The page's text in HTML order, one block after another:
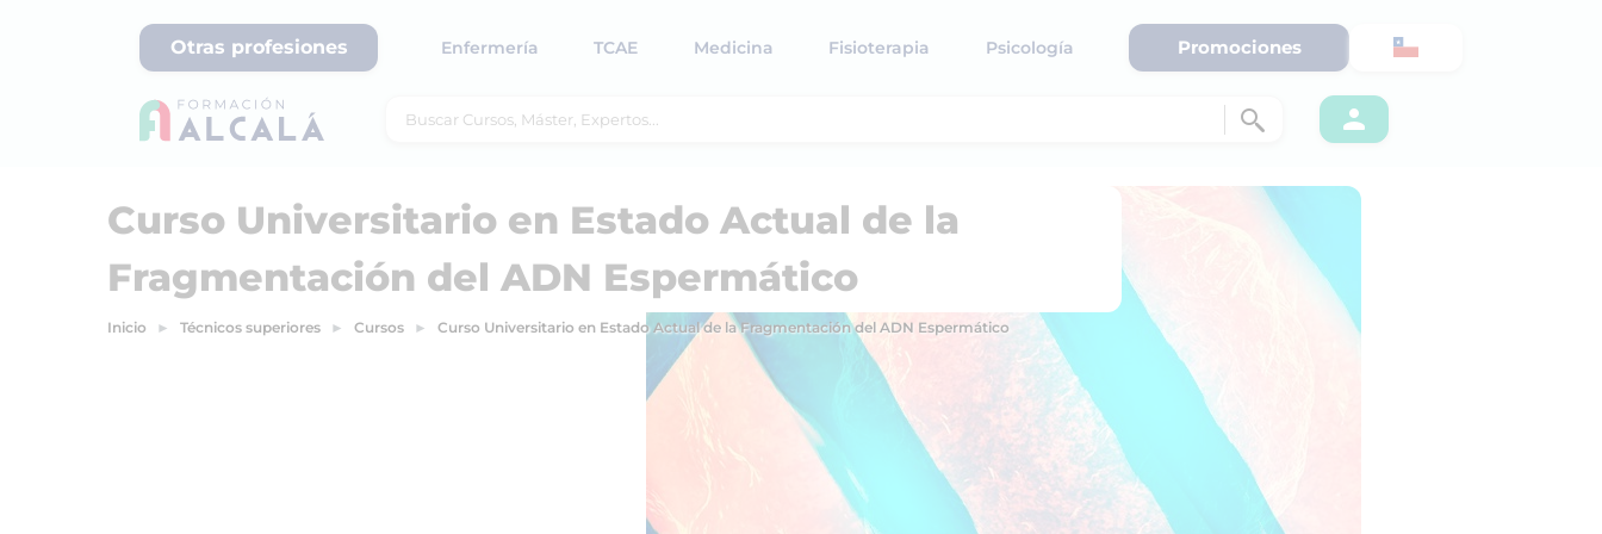
Otras profesiones Enfermería TCAE Medicina Fisioterapia Psicología Promociones
Curso Universitario en Estado Actual de la
Fragmentación del ADN Espermático
Inicio Técnicos superiores Cursos Curso Universitario en Estado Actual de la Fragmentación del ADN Espermático